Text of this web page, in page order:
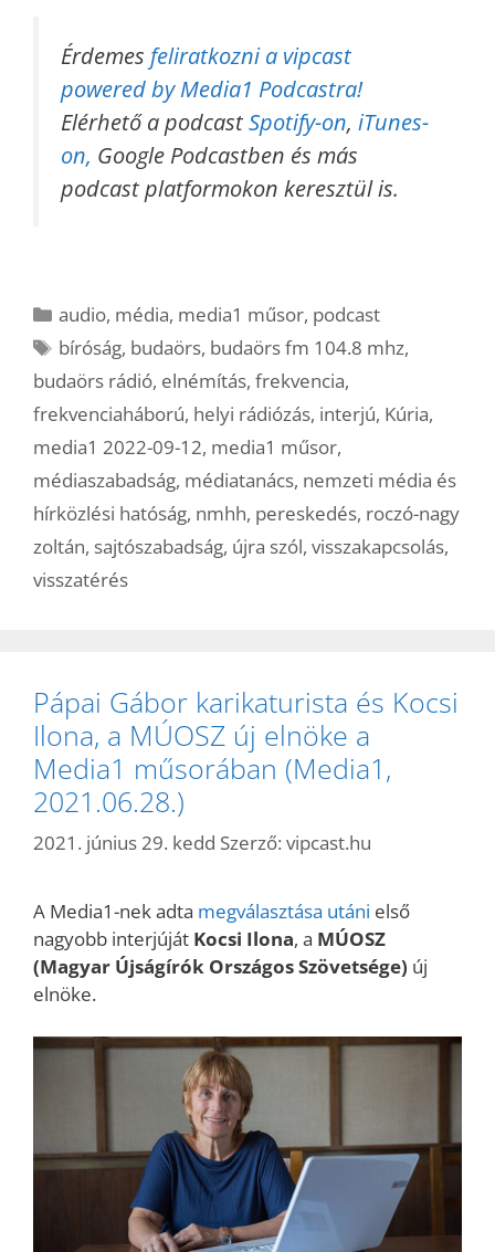
Érdemes feliratkozni a vipcast
powered by Media1 Podcastra!
Elérhető a podcastSpotify-on, iTunes-
on, Google Podcastben és más
podcast platformokon keresztül is.
Kategória
audio, média, media1 műsor, podcast
Címkék
bíróság, budaörs, budaörs fm 104.8 mhz,
budaörs rádió, elnémítás, frekvencia,
frekvenciaháború, helyi rádiózás, interjú, Kúria,
media1 2022-09-12, media1 műsor,
médiaszabadság, médiatanács, nemzeti média és
hírközlési hatóság, nmhh, pereskedés, roczó-nagy
zoltán, sajtószabadság, újra szól, visszakapcsolás,
visszatérés
Pápai Gábor karikaturista és Kocsi
Ilona, a MÚOSZ új elnöke a
Media1 műsorában (Media1,
2021.06.28.)
2021. június 29. kedd Szerző: vipcast.hu
A Media1-nek adta megválasztása utáni első
nagyobb interjúját Kocsi Ilona, a MÚOSZ
(Magyar Újságírók Országos Szövetsége) új
elnöke.